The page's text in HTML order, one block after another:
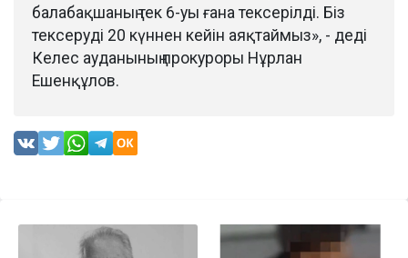
балабақшаның тек 6-уы ғана тексерілді. Біз
тексеруді 20 күннен кейін аяқтаймыз», - деді
Келес ауданының прокуроры Нұрлан
Ешенқұлов.